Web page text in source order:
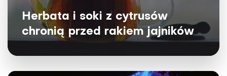
Herbata i soki z cytrusów
chronią przed rakiem jajników